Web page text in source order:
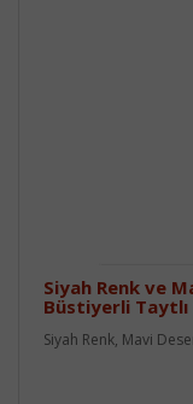
Siyah Renk ve
Büstiyerli Taytlı
Siyah Renk, Mavi